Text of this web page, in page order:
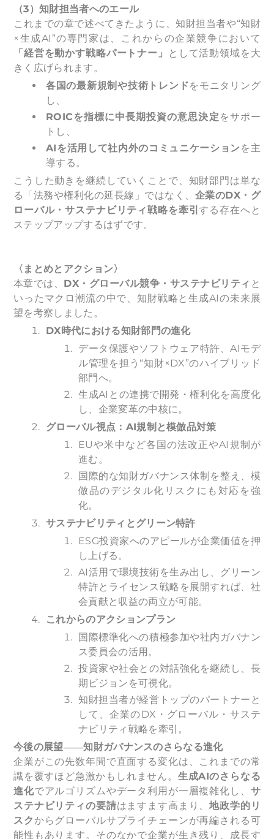
（3）知財担当者へのエール
これまでの章で述べてきたように、知財担当者や“知財
×生成AI”の専門家は、これからの企業競争において
「経営を動かす戦略パートナー」
として活動領域を大
きく広げられます。
各国の最新規制や技術トレンドをモニタリング
し、
ROICを指標に中長期投資の意思決定 をサポー
トし、
AIを活用して社内外のコミュニケーション を主
導する。
こうした動きを継続していくことで、知財部門は単な
る「法務や権利化の延長線」ではなく、 企業のDX・グ
ローバル・サステナビリティ戦略を牽引する存在へと
ステップアップするはずです。
〈まとめとアクション〉
本章では、 DX・グローバル競争・サステナビリティ と
いったマクロ潮流の中で、知財戦略と生成AIの未来展
望を考察しました。
DX時代における知財部門の進化
データ保護やソフトウェア特許、AIモデ
ル管理を担う“知財×DX”のハイブリッド
部門へ。
生成AIとの連携で開発・権利化を高度化
し、企業変革の中核に。
グローバル視点：AI規制と模倣品対策
EUや米中など各国の法改正やAI規制が
進む。
国際的な知財ガバナンス体制を整え、模
倣品のデジタル化リスクにも対応を強
化。
サステナビリティとグリーン特許
ESG投資家へのアピールが企業価値を押
し上げる。
AI活用で環境技術を生み出し、グリーン
特許とライセンス戦略を展開すれば、社
会貢献と収益の両立が可能。
これからのアクションプラン
国際標準化への積極参加や社内ガバナン
ス委員会の活用。
投資家や社会との対話強化を継続し、長
期ビジョンを可視化。
知財担当者が経営トップのパートナーと
して、企業のDX・グローバル・サステ
ナビリティ戦略を牽引。
今後の展望――知財ガバナンスのさらなる進化
企業がこの先数年間で直面する変化は、これまでの常
識を覆すほど急激かもしれません。 生成AIのさらなる
進化でアルゴリズムやデータ利用が一層複雑化し、 サ
ステナビリティの要請はますます高まり、地政学的リ
スク からグローバルサプライチェーンが再編される可
能性もあります。そのなかで企業が生き残り、成長す